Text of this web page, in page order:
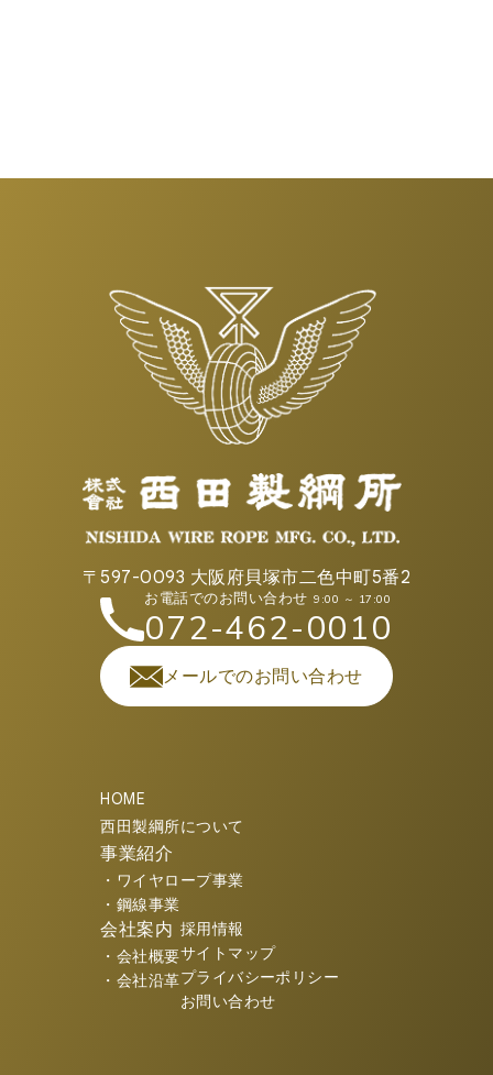
〒597-0093 大阪府貝塚市二色中町5番2
お電話でのお問い合わせ 9:00 ～ 17:00
072-462-0010
メールでのお問い合わせ
HOME
西田製綱所について
事業紹介
ワイヤロープ事業
鋼線事業
会社案内
会社概要
会社沿革
採用情報
サイトマップ
プライバシーポリシー
お問い合わせ